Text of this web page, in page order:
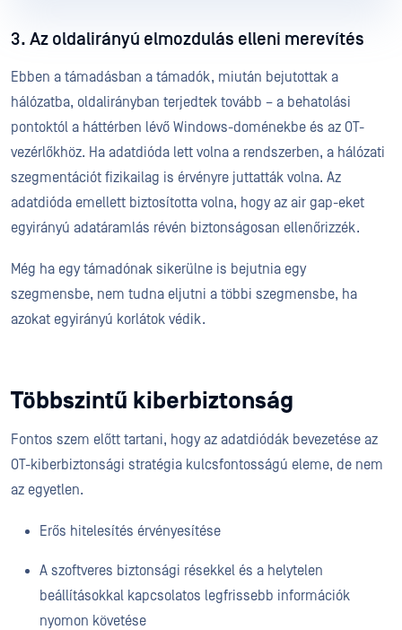
3. Az oldalirányú elmozdulás elleni merevítés
Ebben a támadásban a támadók, miután bejutottak a
hálózatba, oldalirányban terjedtek tovább – a behatolási
pontoktól a háttérben lévő Windows-doménekbe és az OT-
vezérlőkhöz. Ha adatdióda lett volna a rendszerben, a hálózati
szegmentációt fizikailag is érvényre juttatták volna. Az
adatdióda emellett biztosította volna, hogy az air gap-eket
egyirányú adatáramlás révén biztonságosan ellenőrizzék.
Még ha egy támadónak sikerülne is bejutnia egy
szegmensbe, nem tudna eljutni a többi szegmensbe, ha
azokat egyirányú korlátok védik.
Többszintű kiberbiztonság
Fontos szem előtt tartani, hogy az adatdiódák bevezetése az
OT-kiberbiztonsági stratégia kulcsfontosságú eleme, de nem
az egyetlen.
Erős hitelesítés érvényesítése
A szoftveres biztonsági résekkel és a helytelen
beállításokkal kapcsolatos legfrissebb információk
nyomon követése